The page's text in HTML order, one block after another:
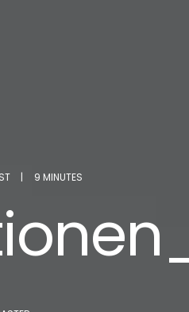
| 9 MINUTES